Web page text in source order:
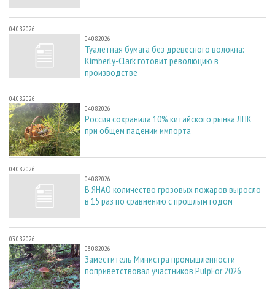
04.08.2026
04.08.2026
Туалетная бумага без древесного волокна:
Kimberly-Clark готовит революцию в
производстве
04.08.2026
04.08.2026
Россия сохранила 10% китайского рынка ЛПК
при общем падении импорта
04.08.2026
04.08.2026
В ЯНАО количество грозовых пожаров выросло
в 15 раз по сравнению с прошлым годом
03.08.2026
03.08.2026
Заместитель Министра промышленности
поприветствовал участников PulpFor 2026